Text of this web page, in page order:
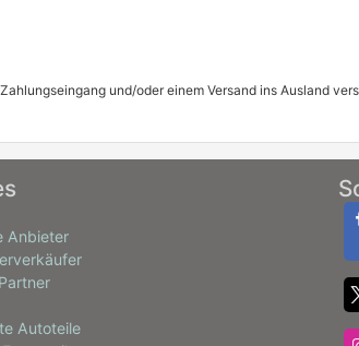
und/oder einem Versand ins Ausland
Anbieter
Autoteile